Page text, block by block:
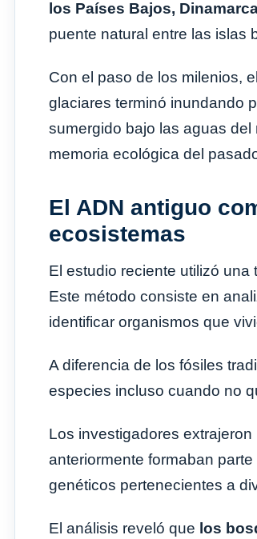
los Países Bajos,
puente natural entre las islas
Con el paso de los milenios,
glaciares terminó inundando
sumergido bajo las aguas
memoria ecológica del
El ADN antiguo
ecosistemas
El estudio reciente utilizó
Este método consiste en
identificar organismos que
A diferencia de los fósiles
especies incluso cuando no
Los investigadores
anteriormente formaban
genéticos pertenecientes a
El análisis reveló que los